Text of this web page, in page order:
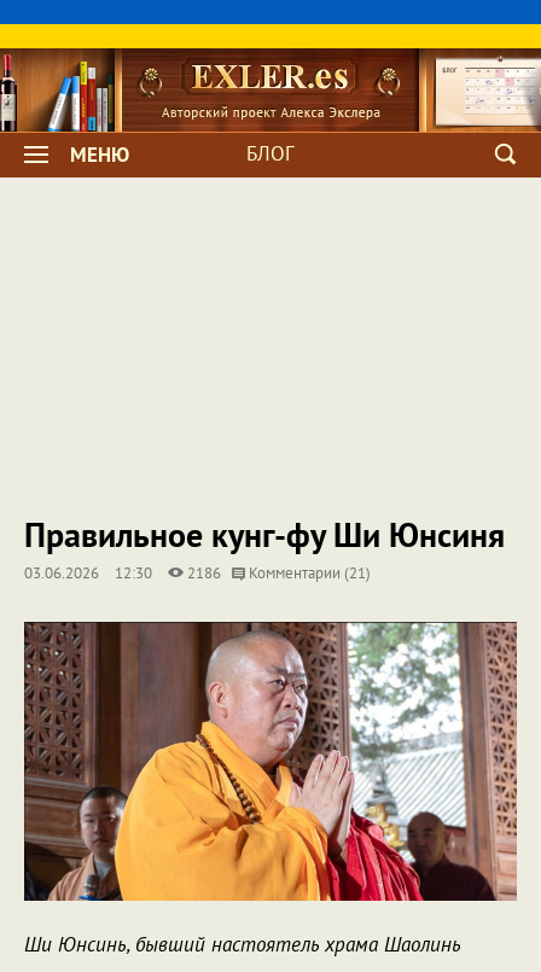
МЕНЮ БЛОГ
Правильное кунг-фу Ши Юнсиня
03.06.2026 12:30 2186 Комментарии (21)
Ши Юнсинь, бывший настоятель храма Шаолинь